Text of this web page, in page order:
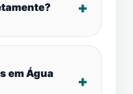
em Água